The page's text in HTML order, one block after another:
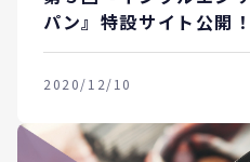
パン』特設サイト公開！
2020/12/10